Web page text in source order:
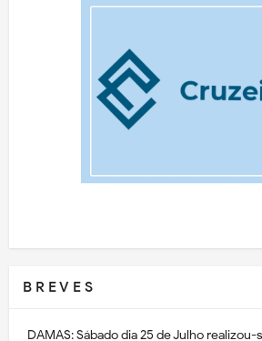
B R E V E S
DAMAS: Sábado dia 25 de Julho